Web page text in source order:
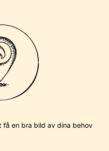
en bra bild av dina behov